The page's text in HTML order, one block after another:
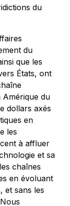
du
du
que les
États, ont
Amérique du
dollars axés
en
les
à affluer
et sa
chaînes
en évoluant
et sans les